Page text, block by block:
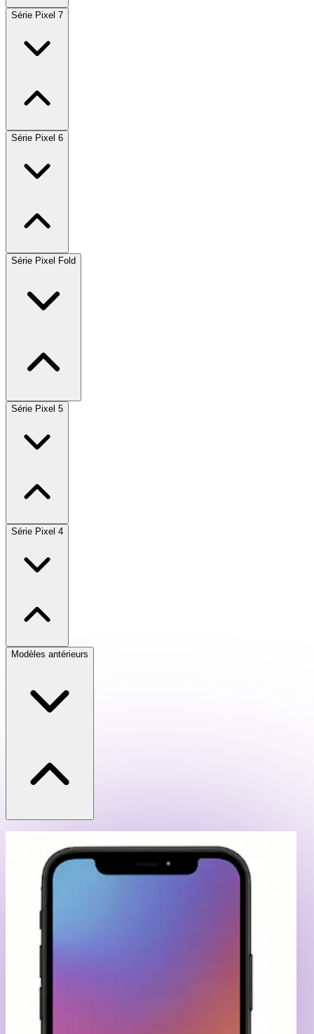
Série Pixel 7
Série Pixel 6
Série Pixel Fold
Série Pixel 5
Série Pixel 4
Modèles antérieurs